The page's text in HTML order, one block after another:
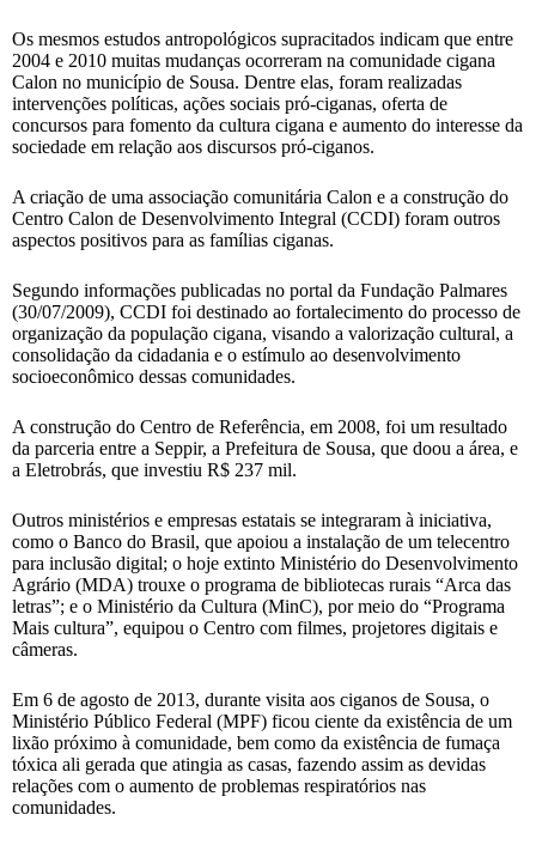
Os mesmos estudos antropológicos supracitados indicam que entre
2004 e 2010 muitas mudanças ocorreram na comunidade cigana
Calon no município de Sousa. Dentre elas, foram realizadas
intervenções políticas, ações sociais pró-ciganas, oferta de
concursos para fomento da cultura cigana e aumento do interesse da
sociedade em relação aos discursos pró-ciganos.
A criação de uma associação comunitária Calon e a construção do
Centro Calon de Desenvolvimento Integral (CCDI) foram outros
aspectos positivos para as famílias ciganas.
Segundo informações publicadas no portal da Fundação Palmares
(30/07/2009), CCDI foi destinado ao fortalecimento do processo de
organização da população cigana, visando a valorização cultural, a
consolidação da cidadania e o estímulo ao desenvolvimento
socioeconômico dessas comunidades.
A construção do Centro de Referência, em 2008, foi um resultado
da parceria entre a Seppir, a Prefeitura de Sousa, que doou a área, e
a Eletrobrás, que investiu R$ 237 mil.
Outros ministérios e empresas estatais se integraram à iniciativa,
como o Banco do Brasil, que apoiou a instalação de um telecentro
para inclusão digital; o hoje extinto Ministério do Desenvolvimento
Agrário (MDA) trouxe o programa de bibliotecas rurais “Arca das
letras”; e o Ministério da Cultura (MinC), por meio do “Programa
Mais cultura”, equipou o Centro com filmes, projetores digitais e
câmeras.
Em 6 de agosto de 2013, durante visita aos ciganos de Sousa, o
Ministério Público Federal (MPF) ficou ciente da existência de um
lixão próximo à comunidade, bem como da existência de fumaça
tóxica ali gerada que atingia as casas, fazendo assim as devidas
relações com o aumento de problemas respiratórios nas
comunidades.